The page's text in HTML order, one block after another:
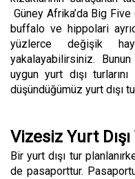
Güney Afrika’da Big
buffalo ve hippolari
yüzlerce değişik
yakalayabilirsiniz.
uygun yurt dışı
düşündüğümüz yurt dışı
Vizesiz Yurt
Bir yurt dışı tur
de pasaporttur.